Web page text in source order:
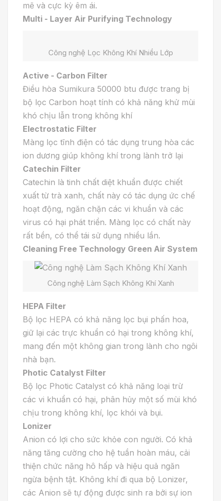
mẽ và cực kỳ êm ái.
Multi - Layer Air Purifying Technology
Công nghệ Lọc Không Khí Nhiều Lớp
Active - Carbon Filter
Điều hòa Sumikura 50000 btu được trang bị
bộ lọc Carbon hoạt tính có khả năng khử mùi
khó chịu lẫn trong không khí
Electrostatic Filter
Màng lọc tĩnh điện có tác dụng trung hòa các
ion dương giúp không khí trong lành trở lại
Catechin Filter
Catechin là tinh chất diệt khuẩn được chiết
xuất từ trà xanh, chất này có tác dụng ức chế
hoạt động, ngăn chặn các vi khuẩn và các
virus có hại phát triển. Màng lọc có chất này
rất bền, có thể tái sử dụng nhiều lần.
Cleaning Free Technology Green Air System
Công nghệ Làm Sạch Không Khí Xanh
HEPA Filter
Bộ lọc HEPA có khả năng lọc bụi phấn hoa,
giữ lại các trực khuẩn có hại trong không khí,
mang đến một không gian trong lành cho ngôi
nhà bạn.
Photic Catalyst Filter
Bộ lọc Photic Catalyst có khả năng loại trừ
các vi khuẩn có hại, phân hủy một số mùi khó
chịu trong không khí, lọc khói và bụi.
Lonizer
Anion có lợi cho sức khỏe con người. Có khả
năng tăng cường cho hệ tuần hoàn máu, cải
thiện chức năng hô hấp và hiệu quả ngăn
ngừa bệnh tật. Không khí đi qua bộ Lonizer,
các Anion sẽ tự động được sinh ra bởi sự ion